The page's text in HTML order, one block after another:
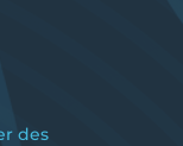
des